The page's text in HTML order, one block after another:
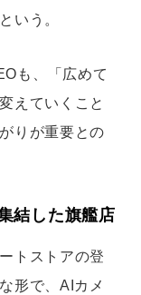
いう。
も、「広めて
えていくこと
りが重要との
結した旗艦店
トストアの登
形で、AIカメ